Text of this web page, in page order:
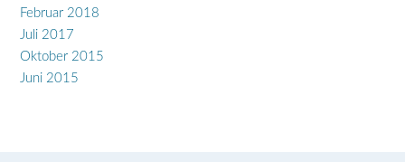
Februar 2018
Juli 2017
Oktober 2015
Juni 2015